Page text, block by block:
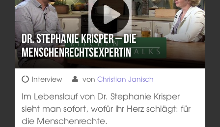
Dr. Stephanie Krisper – Die
Menschenrechtsexpertin
Interview von Christian Janisch
Im Lebenslauf von Dr. Stephanie Krisper
sieht man sofort, wofür ihr Herz schlägt: für
die Menschenrechte.